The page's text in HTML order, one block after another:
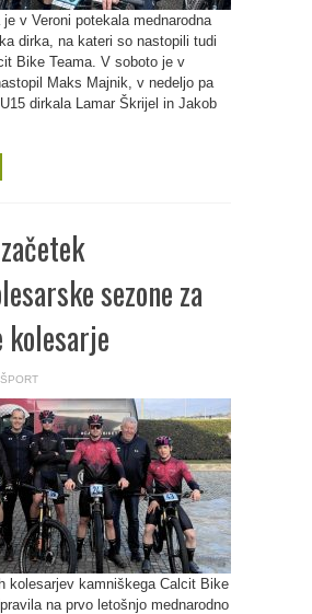
v Veroni potekala mednarodna
dirka, na kateri so nastopili tudi
Bike Teama. V soboto je v
Maks Majnik, v nedeljo pa
dirkala Lamar Škrijel in Jakob
sezone za
kolesarje
ŠPORT
kolesarjev kamniškega Calcit Bike
na prvo letošnjo mednarodno